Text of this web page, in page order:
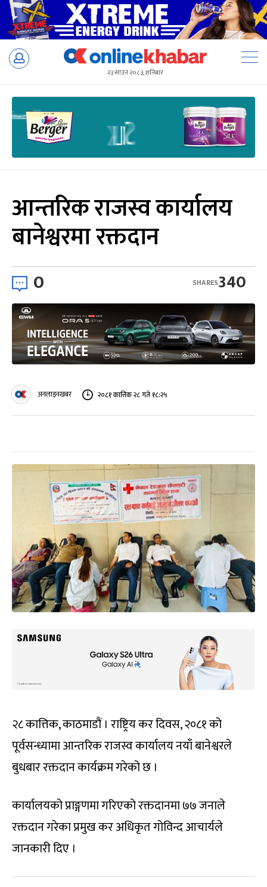
Skip
२३ साउन २०८३, शनिबार
आन्तरिक राजस्व कार्यालय
बानेश्वरमा रक्तदान
0 340
SHARES
अनलाइनखबर २०८१ कात्तिक २८ गते १८:२५
२८ कात्तिक, काठमाडौं । राष्ट्रिय कर दिवस, २०८१ को
पूर्वसन्ध्यामा आन्तरिक राजस्व कार्यालय नयाँ बानेश्वरले
बुधबार रक्तदान कार्यक्रम गरेको छ ।
कार्यालयको प्राङ्गणमा गरिएको रक्तदानमा ७७ जनाले
रक्तदान गरेका प्रमुख कर अधिकृत गोविन्द आचार्यले
जानकारी दिए ।